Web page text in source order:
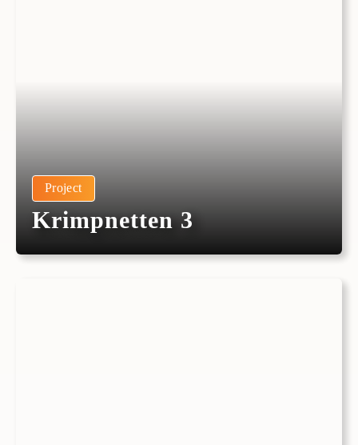
Project
Krimpnetten 3